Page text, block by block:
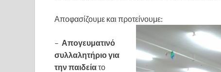
Αποφασίζουμε και προτείνουμε:
– Απογευματινό
συλλαλητήριο για
την παιδείατο